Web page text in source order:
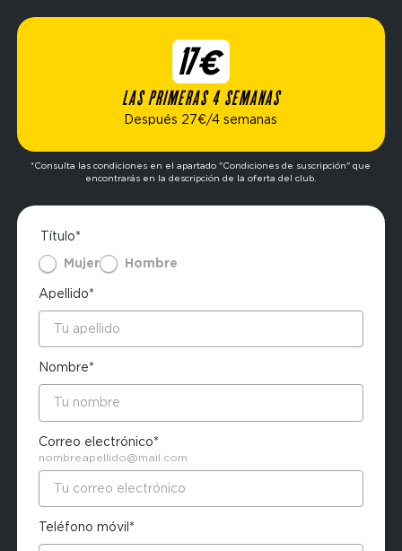
17€
LAS PRIMERAS 4 SEMANAS
Después 27€/4 semanas
*Consulta las condiciones en el apartado "Condiciones de suscripción" que
encontrarás en la descripción de la oferta del club.
Título*
Mujer
Hombre
Apellido*
Nombre*
Correo electrónico*
nombreapellido@mail.com
Teléfono móvil*